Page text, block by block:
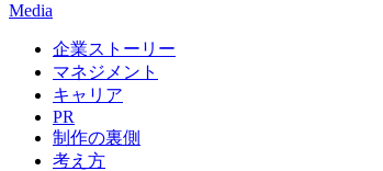
Media
企業ストーリー
マネジメント
キャリア
PR
制作の裏側
考え方